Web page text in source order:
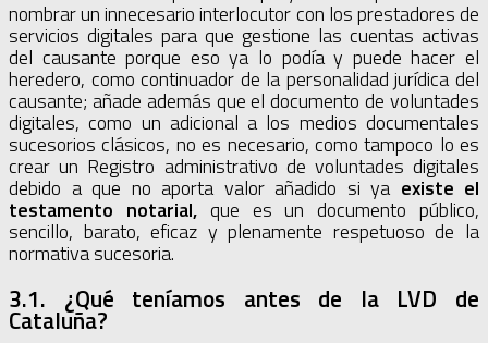
nombrar un innecesario interlocutor con los prestadores de
servicios digitales para que gestione las cuentas activas
del causante porque eso ya lo podía y puede hacer el
heredero, como continuador de la personalidad jurídica del
causante; añade además que el documento de voluntades
digitales, como un adicional a los medios documentales
sucesorios clásicos, no es necesario, como tampoco lo es
crear un Registro administrativo de voluntades digitales
debido a que no aporta valor añadido si ya existe el
testamento notarial, que es un documento público,
sencillo, barato, eficaz y plenamente respetuoso de la
normativa sucesoria.
3.1. ¿Qué teníamos antes de la LVD de
Cataluña?